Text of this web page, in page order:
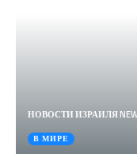
НОВОСТИ ИЗРАИЛЯ
В МИРЕ